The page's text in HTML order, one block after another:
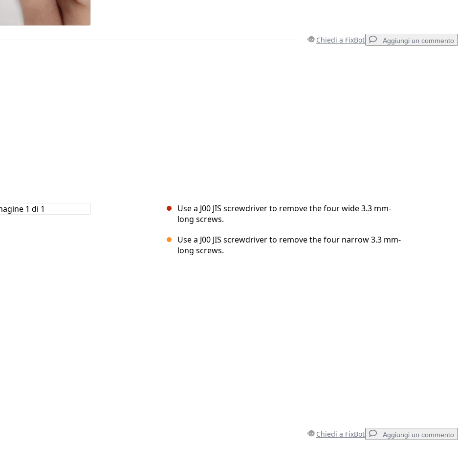
Chiedi a FixBot Aggiungi un commento
Use a J00 JIS screwdriver to remove the four wide 3.3 mm-
long screws.
Use a J00 JIS screwdriver to remove the four narrow 3.3 mm-
long screws.
Chiedi a FixBot Aggiungi un commento